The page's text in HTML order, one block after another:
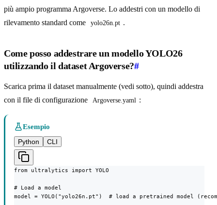
più ampio programma Argoverse. Lo addestri con un modello di
rilevamento standard come
yolo26n.pt .
Come posso addestrare un modello YOLO26
utilizzando il dataset Argoverse?#
Scarica prima il dataset manualmente (vedi sotto), quindi addestra
con il file di configurazione
Argoverse.yaml :
Esempio
Python
CLI
from ultralytics import YOLO
# Load a model
model = YOLO("yolo26n.pt")  # load a pretrained model